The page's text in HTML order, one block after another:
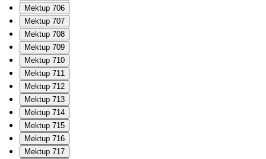
Mektup 706
Mektup 707
Mektup 708
Mektup 709
Mektup 710
Mektup 711
Mektup 712
Mektup 713
Mektup 714
Mektup 715
Mektup 716
Mektup 717